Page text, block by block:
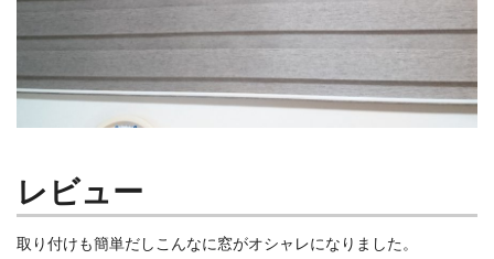
レビュー
取り付けも簡単だしこんなに窓がオシャレになりました。